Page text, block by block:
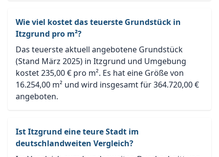
Wie viel kostet das teuerste Grundstück in
Itzgrund pro m²?
Das teuerste aktuell angebotene Grundstück
(Stand März 2025) in Itzgrund und Umgebung
kostet 235,00 € pro m². Es hat eine Größe von
16.254,00 m² und wird insgesamt für 364.720,00 €
angeboten.
Ist Itzgrund eine teure Stadt im
deutschlandweiten Vergleich?